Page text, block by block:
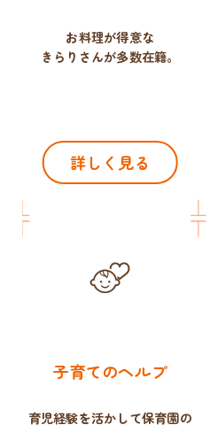
お料理が得意な
きらりさんが多数在籍。
詳しく見る
子育てのヘルプ
育児経験を活かして保育園の